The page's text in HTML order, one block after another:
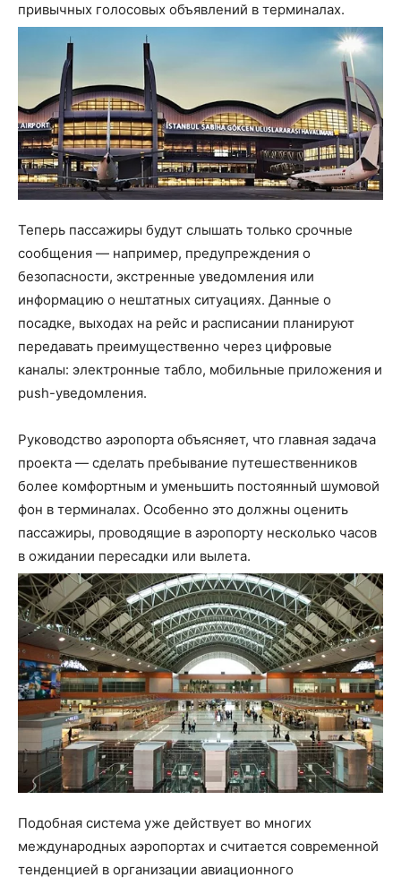
привычных голосовых объявлений в терминалах.
Теперь пассажиры будут слышать только срочные
сообщения — например, предупреждения о
безопасности, экстренные уведомления или
информацию о нештатных ситуациях. Данные о
посадке, выходах на рейс и расписании планируют
передавать преимущественно через цифровые
каналы: электронные табло, мобильные приложения и
push-уведомления.
Руководство аэропорта объясняет, что главная задача
проекта — сделать пребывание путешественников
более комфортным и уменьшить постоянный шумовой
фон в терминалах. Особенно это должны оценить
пассажиры, проводящие в аэропорту несколько часов
в ожидании пересадки или вылета.
Подобная система уже действует во многих
международных аэропортах и считается современной
тенденцией в организации авиационного